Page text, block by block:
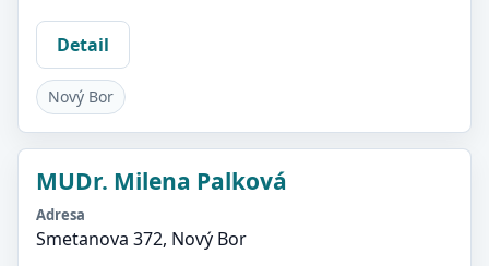
Detail
Nový Bor
MUDr. Milena Palková
Adresa
Smetanova 372, Nový Bor